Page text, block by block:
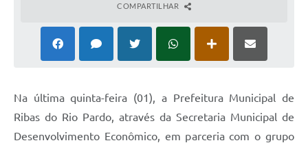
licenciamento ambiental
Fale conosco
COMPARTILHAR
Na última quinta-feira (01), a Prefeitura Municipal de
Ribas do Rio Pardo, através da Secretaria Municipal de
Desenvolvimento Econômico, em parceria com o grupo